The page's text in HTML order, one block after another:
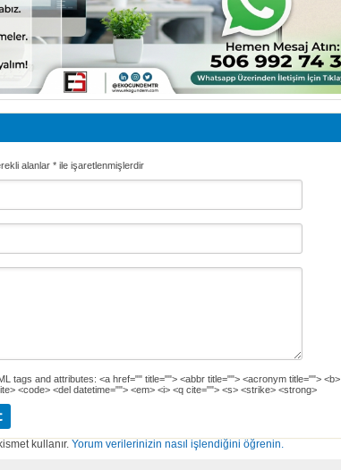
alanlar * ile işaretlenmişlerdir
tags and attributes: <a href="" title=""> <abbr title=""> <acronym title=""> <b>
<code> <del datetime=""> <em> <i> <q cite=""> <s> <strike> <strong>
kullanır. Yorum verilerinizin nasıl işlendiğini öğrenin.